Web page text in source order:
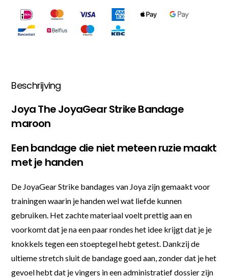
Beschrijving
Joya The JoyaGear Strike Bandage
maroon
Een bandage die niet meteen ruzie maakt
met je handen
De JoyaGear Strike bandages van Joya zijn gemaakt voor
trainingen waarin je handen wel wat liefde kunnen
gebruiken. Het zachte materiaal voelt prettig aan en
voorkomt dat je na een paar rondes het idee krijgt dat je je
knokkels tegen een stoeptegel hebt getest. Dankzij de
ultieme stretch sluit de bandage goed aan, zonder dat je het
gevoel hebt dat je vingers in een administratief dossier zijn